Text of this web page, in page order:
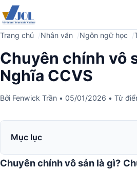
Trang chủ Nhân văn Ngôn ngữ học
Chuyên chính vô
Nghĩa CCVS
Bởi Fenwick Trần • 05/01/2026 • Từ
Mục lục
Chuyên chính vô sản là gì?